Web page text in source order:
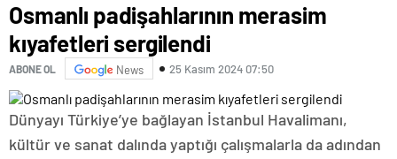
Osmanlı padişahlarının merasim
kıyafetleri sergilendi
ABONE OL News 25 Kasım 2024 07:50
Dünyayı Türkiye’ye bağlayan İstanbul Havalimanı,
kültür ve sanat dalında yaptığı çalışmalarla da adından